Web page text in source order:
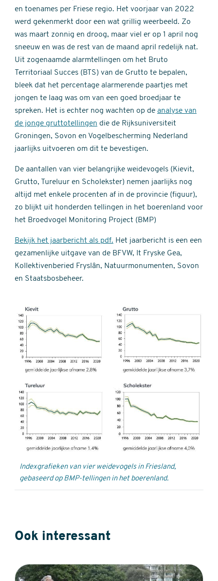
en toenames per Friese regio. Het voorjaar van 2022
werd gekenmerkt door een wat grillig weerbeeld. Zo
was maart zonnig en droog, maar viel er op 1 april nog
sneeuw en was de rest van de maand april redelijk nat.
Uit zogenaamde alarmtellingen om het Bruto
Territoriaal Succes (BTS) van de Grutto te bepalen,
bleek dat het percentage alarmerende paartjes met
jongen te laag was om van een goed broedjaar te
spreken. Het is echter nog wachten op de analyse van
de jonge gruttotellingen die de Rijksuniversiteit
Groningen, Sovon en Vogelbescherming Nederland
jaarlijks uitvoeren om dit te bevestigen.
De aantallen van vier belangrijke weidevogels (Kievit,
Grutto, Tureluur en Scholekster) nemen jaarlijks nog
altijd met enkele procenten af in de provincie (figuur),
zo blijkt uit honderden tellingen in het boerenland voor
het Broedvogel Monitoring Project (BMP)
Bekijk het jaarbericht als pdf. Het jaarbericht is een een
gezamenlijke uitgave van de BFVW, It Fryske Gea,
Kollektivenberied Fryslân, Natuurmonumenten, Sovon
en Staatsbosbeheer.
Indexgrafieken van vier weidevogels in Friesland,
gebaseerd op BMP-tellingen in het boerenland.
Ook interessant